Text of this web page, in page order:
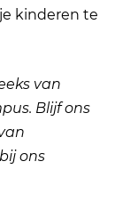
kinderen te
van
Blijf ons
ons